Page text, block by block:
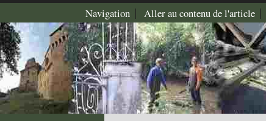
Navigation | Aller au contenu de l'article |